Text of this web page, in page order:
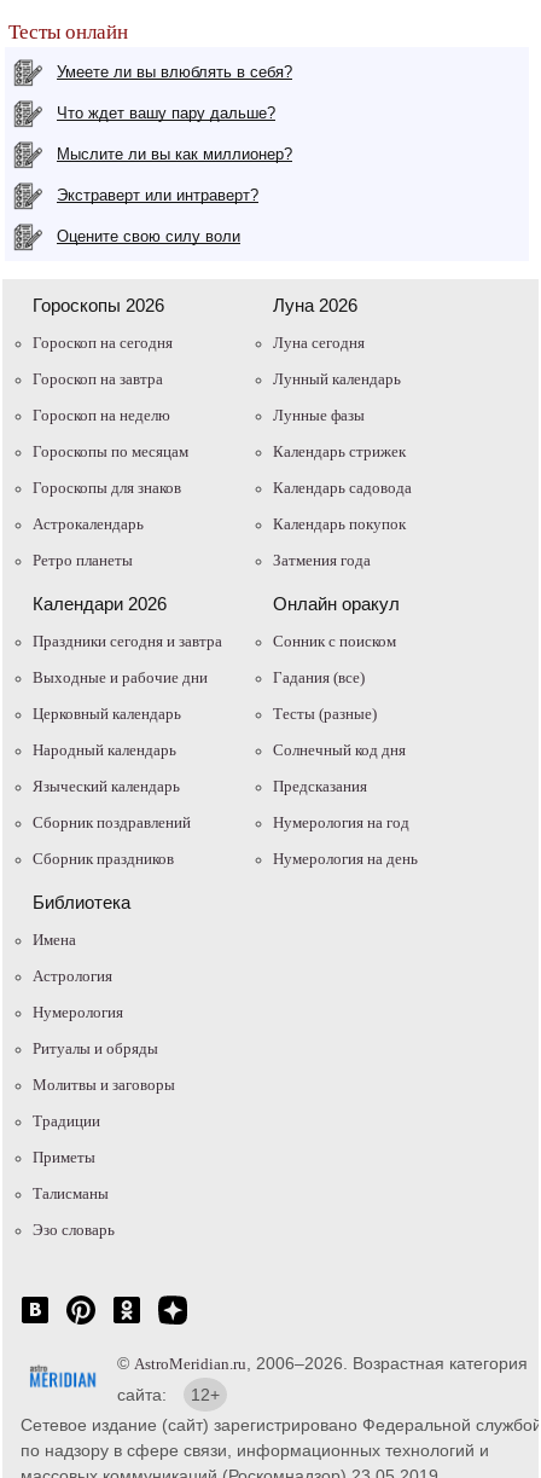
Тесты онлайн
Умеете ли вы влюблять в себя?
Что ждет вашу пару дальше?
Мыслите ли вы как миллионер?
Экстраверт или интраверт?
Оцените свою силу воли
Гороскопы 2026
Гороскоп на сегодня
Гороскоп на завтра
Гороскоп на неделю
Гороскопы по месяцам
Гороскопы для знаков
Астрокалендарь
Ретро планеты
Луна 2026
Луна сегодня
Лунный календарь
Лунные фазы
Календарь стрижек
Календарь садовода
Календарь покупок
Затмения года
Календари 2026
Праздники сегодня и завтра
Выходные и рабочие дни
Церковный календарь
Народный календарь
Языческий календарь
Сборник поздравлений
Сборник праздников
Онлайн оракул
Cонник с поиском
Гадания (все)
Тесты (разные)
Солнечный код дня
Предсказания
Нумерология на год
Нумерология на день
Библиотека
Имена
Астрология
Нумерология
Ритуалы и обряды
Молитвы и заговоры
Традиции
Приметы
Талисманы
Эзо словарь
© AstroMeridian.ru, 2006–2026. Возрастная категория
сайта:
12+
Сетевое издание (сайт) зарегистрировано Федеральной службой
по надзору в сфере связи, информационных технологий и